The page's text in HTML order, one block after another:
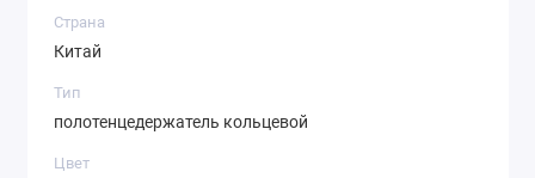
Страна
Китай
Тип
полотенцедержатель кольцевой
Цвет